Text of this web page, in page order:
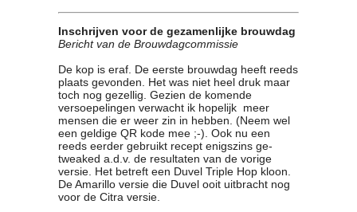
Inschrijven voor de gezamenlijke brouwdag
Bericht van de Brouwdagcommissie
De kop is eraf. De eerste brouwdag heeft reeds
plaats gevonden. Het was niet heel druk maar
toch nog gezellig. Gezien de komende
versoepelingen verwacht ik hopelijk meer
mensen die er weer zin in hebben. (Neem wel
een geldige QR kode mee ;-). Ook nu een
reeds eerder gebruikt recept enigszins ge-
tweaked a.d.v. de resultaten van de vorige
versie. Het betreft een Duvel Triple Hop kloon.
De Amarillo versie die Duvel ooit uitbracht nog
voor de Citra versie.
Nieuwsflitsen
Sponsoren
Inloggen